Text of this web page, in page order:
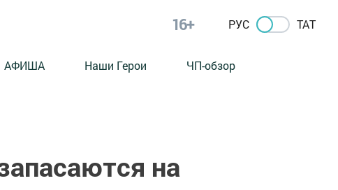
16+ РУС ТАТ
АФИША Наши Герои ЧП-обзор
на